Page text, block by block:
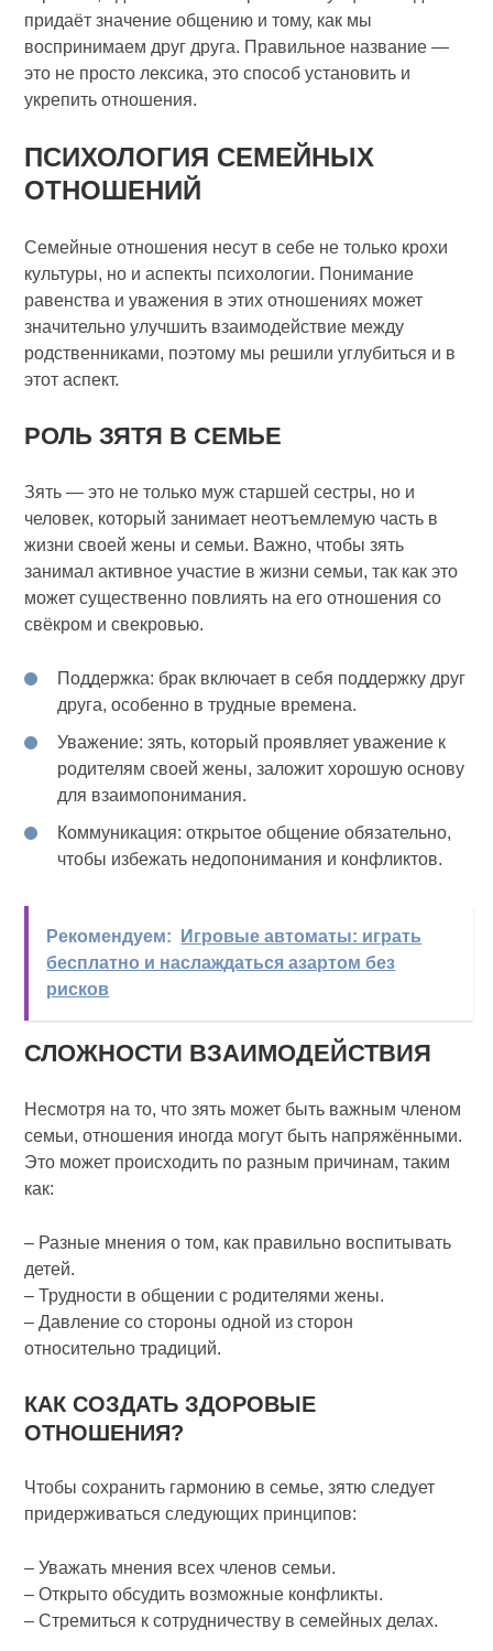
придаёт значение общению и тому, как мы
воспринимаем друг друга. Правильное название —
это не просто лексика, это способ установить и
укрепить отношения.
ПСИХОЛОГИЯ СЕМЕЙНЫХ
ОТНОШЕНИЙ
Семейные отношения несут в себе не только крохи
культуры, но и аспекты психологии. Понимание
равенства и уважения в этих отношениях может
значительно улучшить взаимодействие между
родственниками, поэтому мы решили углубиться и в
этот аспект.
РОЛЬ ЗЯТЯ В СЕМЬЕ
Зять — это не только муж старшей сестры, но и
человек, который занимает неотъемлемую часть в
жизни своей жены и семьи. Важно, чтобы зять
занимал активное участие в жизни семьи, так как это
может существенно повлиять на его отношения со
свёкром и свекровью.
Поддержка: брак включает в себя поддержку друг
друга, особенно в трудные времена.
Уважение: зять, который проявляет уважение к
родителям своей жены, заложит хорошую основу
для взаимопонимания.
Коммуникация: открытое общение обязательно,
чтобы избежать недопонимания и конфликтов.
Рекомендуем:
Игровые автоматы: играть
бесплатно и наслаждаться азартом без
рисков
СЛОЖНОСТИ ВЗАИМОДЕЙСТВИЯ
Несмотря на то, что зять может быть важным членом
семьи, отношения иногда могут быть напряжёнными.
Это может происходить по разным причинам, таким
как:
– Разные мнения о том, как правильно воспитывать
детей.
– Трудности в общении с родителями жены.
– Давление со стороны одной из сторон
относительно традиций.
КАК СОЗДАТЬ ЗДОРОВЫЕ
ОТНОШЕНИЯ?
Чтобы сохранить гармонию в семье, зятю следует
придерживаться следующих принципов:
– Уважать мнения всех членов семьи.
– Открыто обсудить возможные конфликты.
– Стремиться к сотрудничеству в семейных делах.